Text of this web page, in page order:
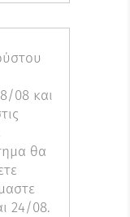
08 και
θα
24/08.